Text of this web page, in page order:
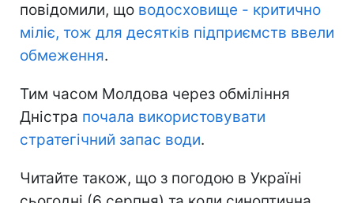
повідомили, що водосховище - критично
міліє, тож для десятків підприємств ввели
обмеження.
Тим часом Молдова через обміління
Дністра почала використовувати
стратегічний запас води.
Читайте також, що з погодою в Україні